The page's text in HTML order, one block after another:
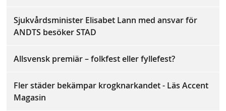
Sjukvårdsminister Elisabet Lann med ansvar för
ANDTS besöker STAD
Allsvensk premiär – folkfest eller fyllefest?
Fler städer bekämpar krogknarkandet - Läs Accent
Magasin